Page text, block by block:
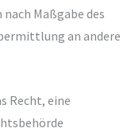
Maßgabe des
an andere
Recht, eine